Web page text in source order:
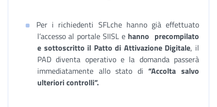
Per i richiedenti SFLche hanno già effettuato
l’accesso al portale SIISL e hanno precompilato
e sottoscritto il Patto di Attivazione Digitale, il
PAD diventa operativo e la domanda passerà
immediatamente allo stato di“Accolta salvo
ulteriori controlli”.